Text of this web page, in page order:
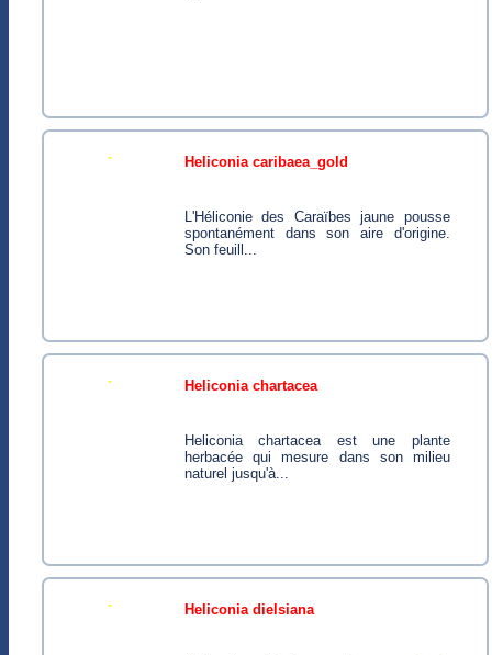
heliconia caribaea_gold
L'Héliconie des Caraïbes jaune pousse
spontanément dans son aire d'origine.
Son feuill...
heliconia chartacea
Heliconia chartacea est une plante
herbacée qui mesure dans son milieu
naturel jusqu'à...
heliconia dielsiana